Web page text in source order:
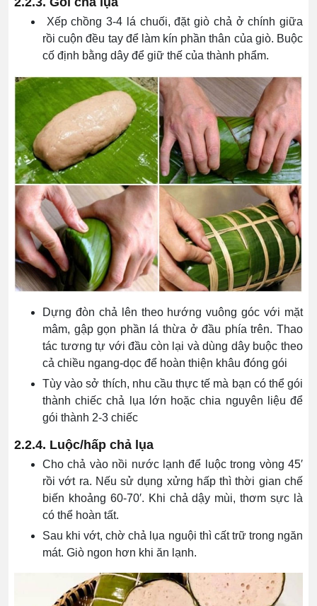
Xếp chồng 3-4 lá chuối, đặt giò chả ở chính giữa
rồi cuộn đều tay để làm kín phần thân của giò. Buộc
cố định bằng dây để giữ thế của thành phẩm.
Dựng đòn chả lên theo hướng vuông góc với mặt
mâm, gập gọn phần lá thừa ở đầu phía trên. Thao
tác tương tự với đầu còn lại và dùng dây buộc theo
cả chiều ngang-dọc để hoàn thiện khâu đóng gói
Tùy vào sở thích, nhu cầu thực tế mà bạn có thể gói
thành chiếc chả lụa lớn hoặc chia nguyên liệu để
gói thành 2-3 chiếc
2.2.4. Luộc/hấp chả lụa
Cho chả vào nồi nước lạnh để luộc trong vòng 45′
rồi vớt ra. Nếu sử dụng xửng hấp thì thời gian chế
biến khoảng 60-70′. Khi chả dậy mùi, thơm sực là
có thể hoàn tất.
Sau khi vớt, chờ chả lụa nguội thì cất trữ trong ngăn
mát. Giò ngon hơn khi ăn lạnh.